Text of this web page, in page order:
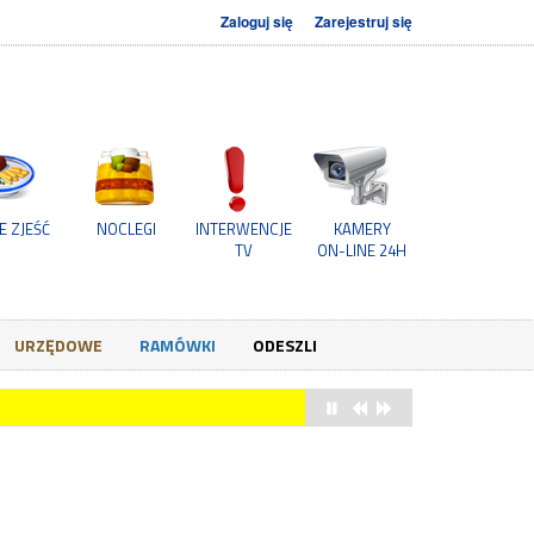
Zaloguj się Zarejestruj się
ZJEŚĆ NOCLEGI
INTERWENCJE
TV
KAMERY
ON-LINE 24H
URZĘDOWE RAMÓWKI ODESZLI